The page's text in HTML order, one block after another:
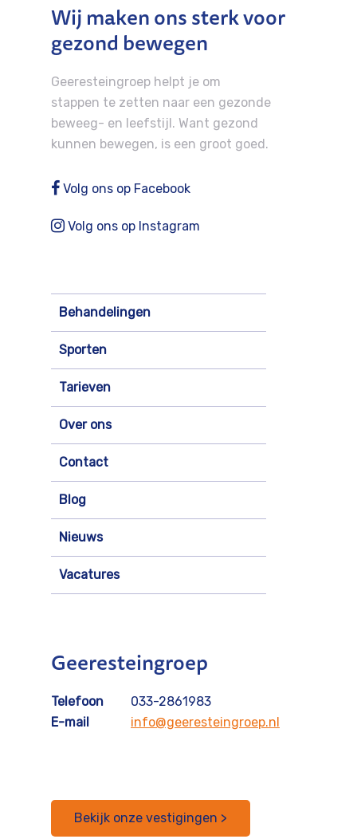
Wij maken ons sterk voor
gezond bewegen
Geeresteingroep helpt je om
stappen te zetten naar een gezonde
beweeg- en leefstijl. Want gezond
kunnen bewegen, is een groot goed.
Volg ons op Facebook
Volg ons op Instagram
Behandelingen
Sporten
Tarieven
Over ons
Contact
Blog
Nieuws
Vacatures
Geeresteingroep
Telefoon
033-2861983
E-mail
info@geeresteingroep.nl
Bekijk onze vestigingen >
Behandelingen
Sporten